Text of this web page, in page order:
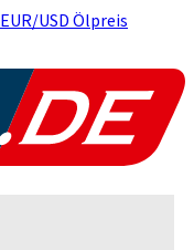
EUR/USD Ölpreis